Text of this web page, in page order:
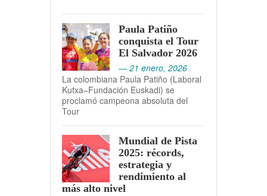
Paula Patiño
conquista el Tour
El Salvador 2026
— 21 enero, 2026
La colombiana Paula Patiño (Laboral
Kutxa–Fundación Euskadi) se
proclamó campeona absoluta del
Tour
Mundial de Pista
2025: récords,
estrategia y
rendimiento al
más alto nivel